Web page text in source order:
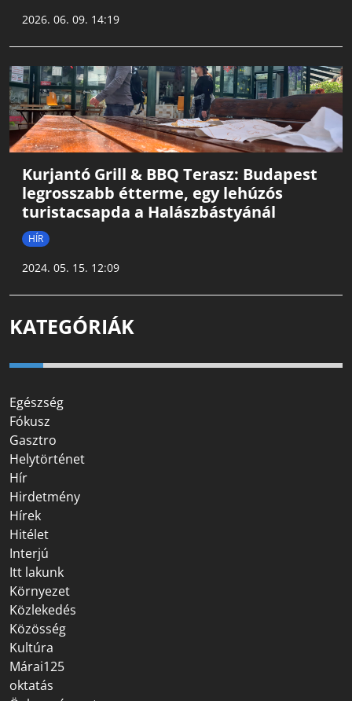
2026. 06. 09. 14:19
Kurjantó Grill & BBQ Terasz: Budapest
legrosszabb étterme, egy lehúzós
turistacsapda a Halászbástyánál
HÍR
2024. 05. 15. 12:09
KATEGÓRIÁK
Egészség
Fókusz
Gasztro
Helytörténet
Hír
Hirdetmény
Hírek
Hitélet
Interjú
Itt lakunk
Környezet
Közlekedés
Közösség
Kultúra
Márai125
oktatás